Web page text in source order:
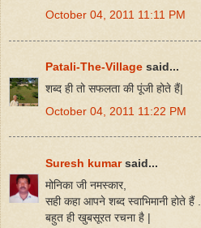
October 04, 2011 11:11 PM
Patali-The-Village said...
शब्द ही तो सफलता की पूंजी होते हैं|
October 04, 2011 11:22 PM
Suresh kumarsaid...
मोनिका जी नमस्कार,
सही कहा आपने शब्द स्वाभिमानी होते हैं
बहुत ही खुबसूरत रचना है |